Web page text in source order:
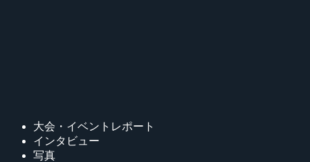
大会・イベントレポート
インタビュー
写真